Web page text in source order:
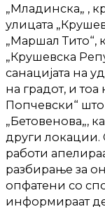
„Младинска„ ,
улицата
„Маршал Тито“,
„Крушевска
санацијата на
на градот, и
Попчевски“
„Бетовенова„,
други
работи
разбирање за
опфатени со
информираат